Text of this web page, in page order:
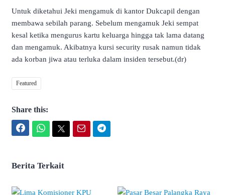
Untuk diketahui Jeki mengamuk di kantor Dukcapil dengan
membawa sebilah parang. Sebelum mengamuk Jeki sempat
kesal ketika mengurus kartu keluarga hingga tak lama datang
dan mengamuk. Akibatnya kursi security rusak namun tidak
ada korban jiwa atau terluka dalam insiden tersebut.(dr)
Featured
Share this:
Berita Terkait